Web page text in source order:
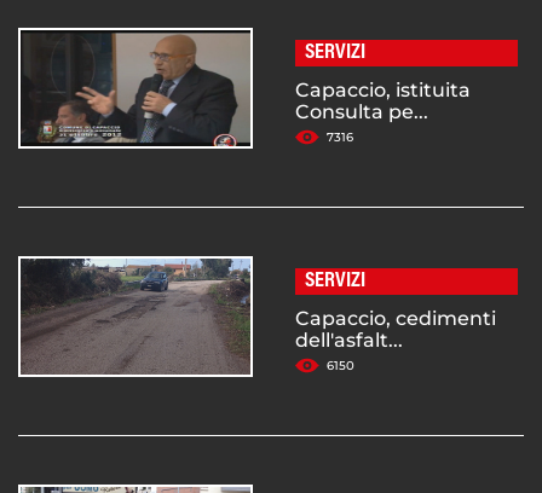
SERVIZI
Capaccio, istituita
Consulta pe...
7316
SERVIZI
Capaccio, cedimenti
dell'asfalt...
6150